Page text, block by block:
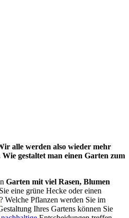
alle werden also wieder mehr
gestaltet man einen Garten zum
Garten mit viel Rasen, Blumen
eine grüne Hecke oder einen
? Welche Pflanzen werden Sie im
Ihres Gartens können Sie